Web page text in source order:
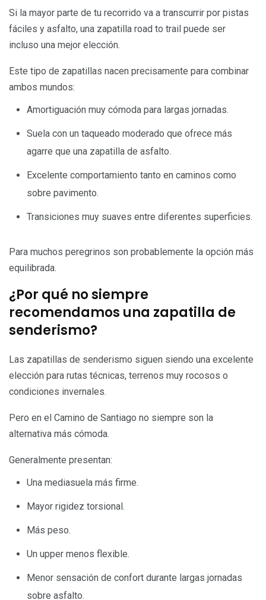
Si la mayor parte de tu recorrido va a transcurrir por pistas
fáciles y asfalto, una zapatilla road to trail puede ser
incluso una mejor elección.
Este tipo de zapatillas nacen precisamente para combinar
ambos mundos:
Amortiguación muy cómoda para largas jornadas.
Suela con un taqueado moderado que ofrece más
agarre que una zapatilla de asfalto.
Excelente comportamiento tanto en caminos como
sobre pavimento.
Transiciones muy suaves entre diferentes superficies.
Para muchos peregrinos son probablemente la opción más
equilibrada.
¿Por qué no siempre
recomendamos una zapatilla de
senderismo?
Las zapatillas de senderismo siguen siendo una excelente
elección para rutas técnicas, terrenos muy rocosos o
condiciones invernales.
Pero en el Camino de Santiago no siempre son la
alternativa más cómoda.
Generalmente presentan:
Una mediasuela más firme.
Mayor rigidez torsional.
Más peso.
Un upper menos flexible.
Menor sensación de confort durante largas jornadas
sobre asfalto.